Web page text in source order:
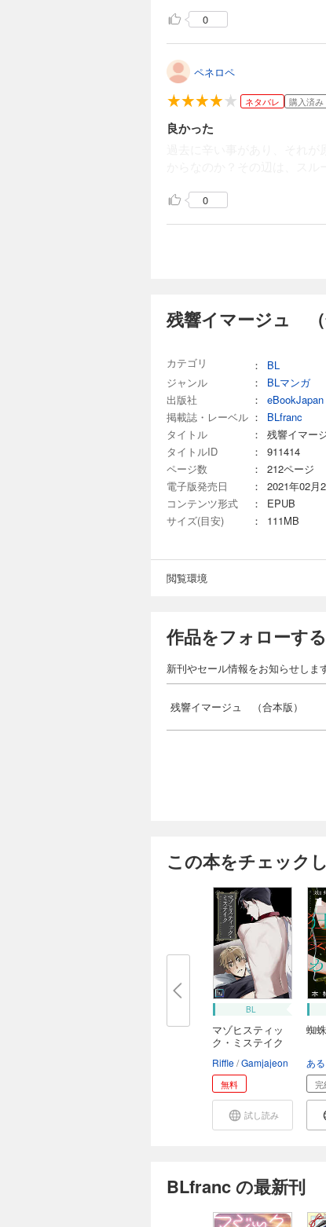
0
ペネロペ
ネタバレ 購入済み
良かった
0
残響イマージュ （
カテゴリ ：
BL
ジャンル
：
BLマンガ
出版社
：
掲載誌・レーベル ：
BLfranc
タイトル
：
残響イマー
タイトルID
：
911414
ページ数
：
212ページ
電子版発売日
：
2021年02月
コンテンツ形式
：
EPUB
サイズ(目安)
： 111MB
閲覧環境
作品をフォローする
新刊やセール情報をお知らせします
残響イマージュ （合本版）
この本をチェック
BL
マゾヒスティッ
ク・ミステイク
Riffle Gamjajeon
無料
試し読み
蜘
あ
完
BLfranc の最新刊